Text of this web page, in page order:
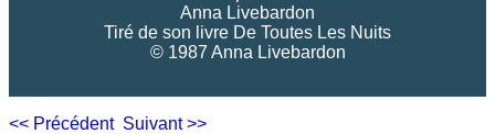
Anna Livebardon
Tiré de son livre De Toutes Les Nuits
© 1987 Anna Livebardon
<< Précédent Suivant >>